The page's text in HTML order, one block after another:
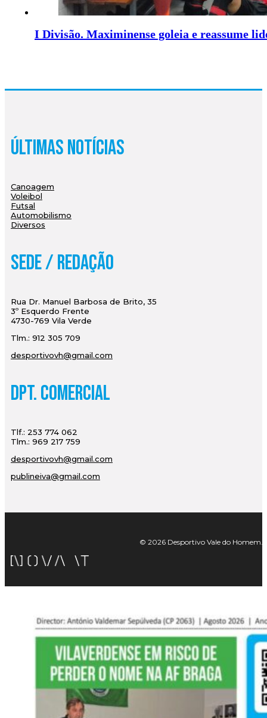
I Divisão. Maximinense goleia e reassume
Últimas Notícias
Canoagem
Voleibol
Futsal
Automobilismo
Diversos
Sede / Redação
Rua Dr. Manuel Barbosa de Brito, 35
3º Esquerdo Frente
4730-769 Vila Verde
Tlm.: 912 305 709
desportivovh@gmail.com
Dpt. Comercial
Tlf.: 253 774 062
Tlm.: 969 217 759
desportivovh@gmail.com
publineiva@gmail.com
© 2026 Desportivo Vale do Homem.